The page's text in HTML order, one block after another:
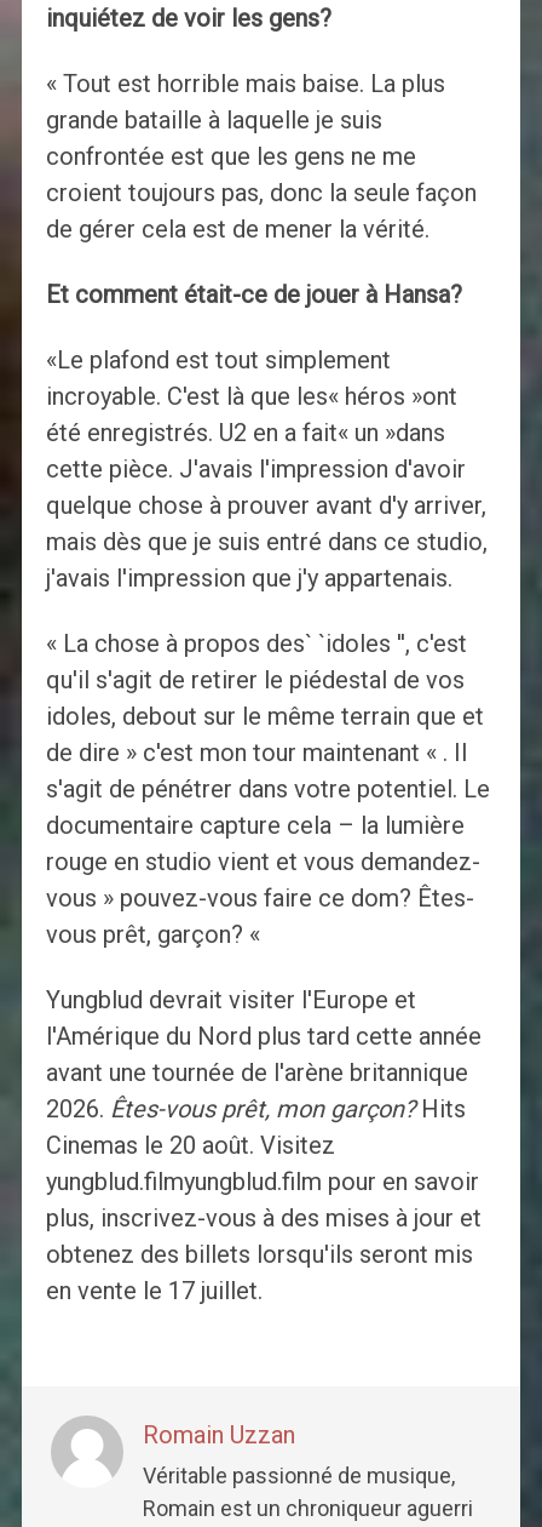
inquiétez de voir les gens?
« Tout est horrible mais baise. La plus
grande bataille à laquelle je suis
confrontée est que les gens ne me
croient toujours pas, donc la seule façon
de gérer cela est de mener la vérité.
Et comment était-ce de jouer à Hansa?
«Le plafond est tout simplement
incroyable. C'est là que les« héros »ont
été enregistrés. U2 en a fait« un »dans
cette pièce. J'avais l'impression d'avoir
quelque chose à prouver avant d'y arriver,
mais dès que je suis entré dans ce studio,
j'avais l'impression que j'y appartenais.
« La chose à propos des` `idoles '', c'est
qu'il s'agit de retirer le piédestal de vos
idoles, debout sur le même terrain que et
de dire » c'est mon tour maintenant « . Il
s'agit de pénétrer dans votre potentiel. Le
documentaire capture cela – la lumière
rouge en studio vient et vous demandez-
vous » pouvez-vous faire ce dom? Êtes-
vous prêt, garçon? «
Yungblud devrait visiter l'Europe et
l'Amérique du Nord plus tard cette année
avant une tournée de l'arène britannique
2026. Êtes-vous prêt, mon garçon?Hits
Cinemas le 20 août. Visitez
yungblud.filmyungblud.film pour en savoir
plus, inscrivez-vous à des mises à jour et
obtenez des billets lorsqu'ils seront mis
en vente le 17 juillet.
Romain Uzzan
Véritable passionné de musique,
Romain est un chroniqueur aguerri